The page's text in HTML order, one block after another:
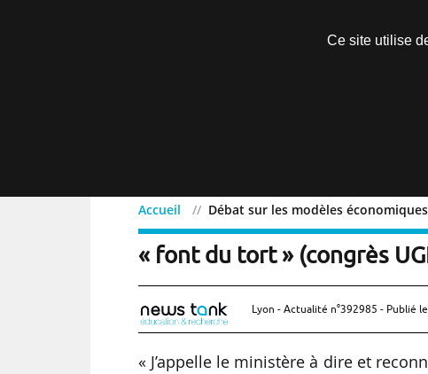
Accueil Débat sur les modèles
Débat sur les modèles
« font du tort » (congrès
Lyon - Actualité n°392985 - Publié le
« J’appelle le ministère à dire et
Ce site utilise